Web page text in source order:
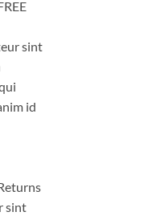
sint
id
sint